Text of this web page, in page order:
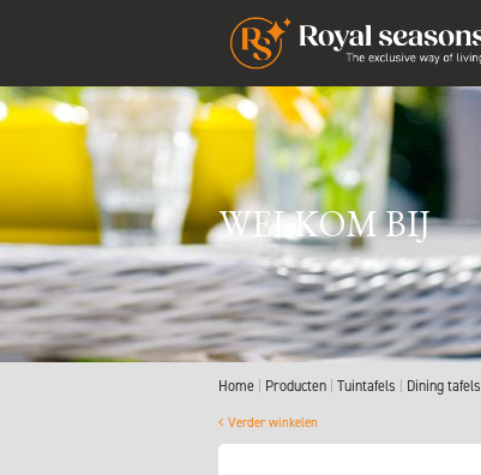
WELKOM BIJ
Home Producten Tuintafels Dining tafels
Verder winkelen